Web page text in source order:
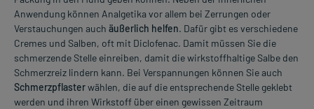
Anwendung können Analgetika vor allem bei Zerrungen oder
Verstauchungen auch äußerlich helfen. Dafür gibt es verschiedene
Cremes und Salben, oft mit Diclofenac. Damit müssen Sie die
schmerzende Stelle einreiben, damit die wirkstoffhaltige Salbe den
Schmerzreiz lindern kann. Bei Verspannungen können Sie auch
Schmerzpflasterwählen, die auf die entsprechende Stelle geklebt
werden und ihren Wirkstoff über einen gewissen Zeitraum